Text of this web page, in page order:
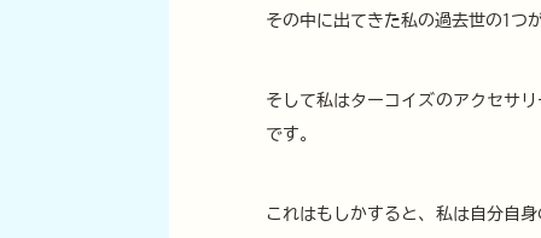
その中に出てきた私の過去世の1つ
そして私はターコイズのアクセサ
です。
これはもしかすると、私は自分自